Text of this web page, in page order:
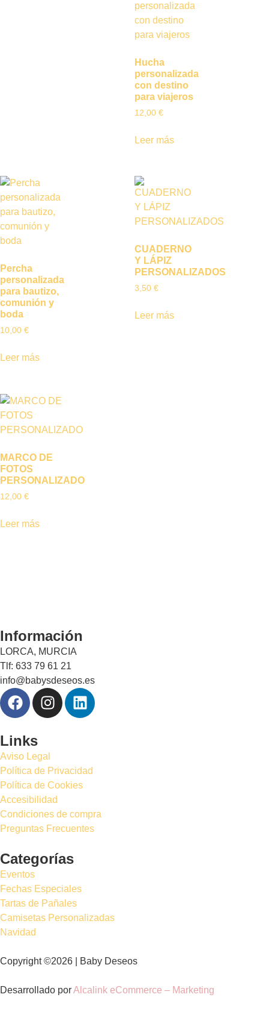
Hucha
personalizada
con destino
para viajeros
12,00 €
Leer más
Percha
personalizada
para bautizo,
comunión y
boda
10,00 €
Leer más
CUADERNO
Y LÁPIZ
PERSONALIZADOS
3,50 €
Leer más
MARCO DE
FOTOS
PERSONALIZADO
12,00 €
Leer más
Información
LORCA, MURCIA
Tlf: 633 79 61 21
info@babysdeseos.es
Links
Aviso Legal
Política de Privacidad
Política de Cookies
Accesibilidad
Condiciones de compra
Preguntas Frecuentes
Categorías
Eventos
Fechas Especiales
Tartas de Pañales
Camisetas Personalizadas
Navidad
Copyright ©2026 | Baby Deseos
Desarrollado porAlcalink eCommerce – Marketing